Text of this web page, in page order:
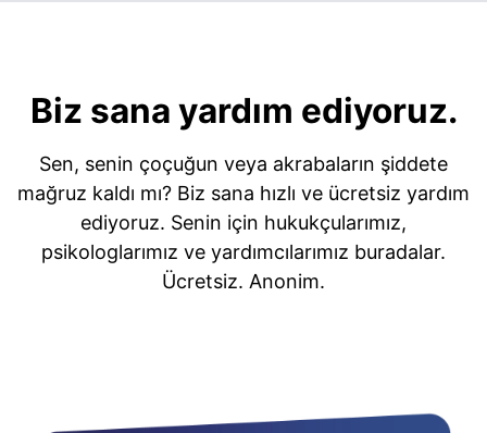
Biz sana yardım ediyoruz.
Sen, senin çoçuğun veya akrabaların şiddete
mağruz kaldı mı? Biz sana hızlı ve ücretsiz yardım
ediyoruz. Senin için hukukçularımız,
psikologlarımız ve yardımcılarımız buradalar.
Ücretsiz. Anonim.